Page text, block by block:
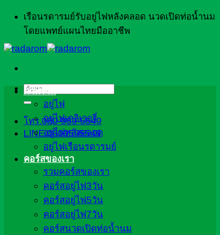
ข้าม
ยัง
เรือนรดารมย์รับอยู่ไฟหลังคลอด นวดเปิดท่อน้ำนม
โดยแพทย์แผนไทยมืออาชีพ
ค้นหา:
โทร.080-959-5549
LINE:0809595549
ภาพรวม
อยู่ไฟ
อยู่ไฟเดลิเวอรี่
อยู่ไฟหลังคลอด
อยู่ไฟเรือนรดารมย์
คอร์สของเรา
รวมคอร์สของเรา
คอร์สอยู่ไฟ3วัน
คอร์สอยู่ไฟ5วัน
คอร์สอยู่ไฟ7วัน
คอร์สนวดเปิดท่อน้ำนม